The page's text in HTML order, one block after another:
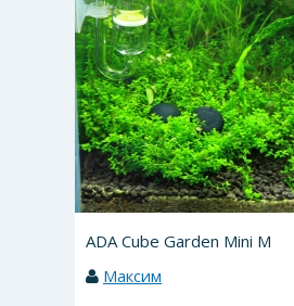
ADA Cube Garden Mini M
Максим